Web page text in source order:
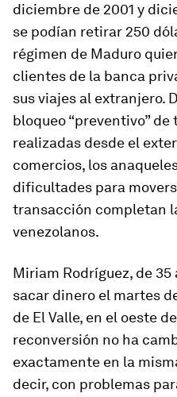
diciembre de 2001 y
se podían retirar 250
régimen de Maduro
clientes de la banca
sus viajes al extranjero.
bloqueo “preventivo”
realizadas desde el
comercios, los
dificultades para
transacción completan
venezolanos.
Miriam Rodríguez, de 35
sacar dinero el martes
de El Valle, en el oeste
reconversión no ha
exactamente en la
decir, con problemas